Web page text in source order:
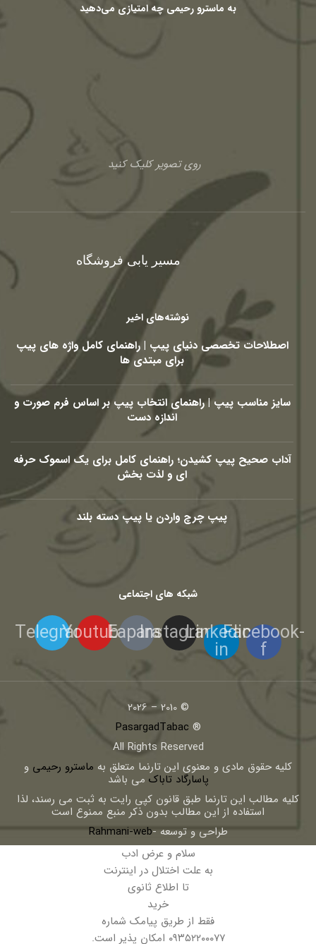
به ماسترو رحیمی چه امتیازی می‌دهید
روی تصویر کلیک کنید
مسیر یابی فروشگاه
نوشته‌های اخیر
اصطلاحات تخصصی دنیای پیپ | راهنمای کامل واژه های پیپ
برای مبتدی ها
سایز مناسب پیپ | راهنمای انتخاب پیپ بر اساس فرم صورت و
اندازه دست
آداب صحیح پیپ کشیدن؛ راهنمای کامل برای یک اسموک حرفه
ای و لذت بخش
پیپ چرچ واردن یا پیپ دسته بلند
شبکه های اجتماعی
Facebook-
f
Linkedin-
in
Instagram
Eaparat
Youtube
Telegram
© 2010 – 2026
®
PasargadTabac
All Rights Reserved
كليه حقوق مادی و معنوی اين تارنما متعلق به ماسترو رحیمی و
پاسارگاد تاباک می باشد
کلیه مطالب این تارنما طبق قانون کپی رایت به ثبت می رسند، لذا
استفاده از این مطالب بدون ذکر منبع ممنوع است
طراحی و توسعه -Rahmani-web
سلام و عرض ادب
به علت اختلال در اینترنت
تا اطلاع ثانوی
خرید
فقط از طریق پیامک شماره
۰۹۳۵۲۲۰۰۰۷۷ امکان پذیر است.